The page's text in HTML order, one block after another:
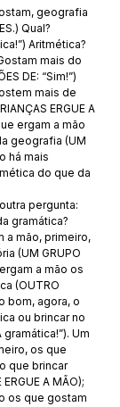
Qual?
Aritmética?
mais do
DE: “Sim!”)
mais de
ERGUE A
ergam a mão
geografia (UM
há mais
do que da
gramática?
a mão, primeiro,
(UM GRUPO
a mão os
(OUTRO
bom, agora, o
ou brincar no
gramática!”). Um
os que
que brincar
A MÃO);
os que gostam